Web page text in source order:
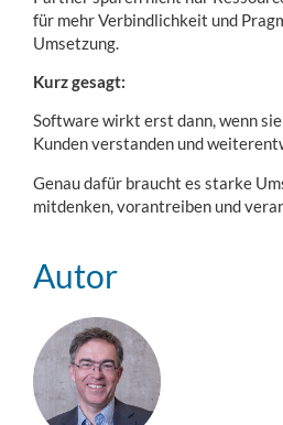
für mehr Verbindlichkeit und
Umsetzung.
Kurz gesagt:
Software wirkt erst dann, wenn
Kunden verstanden und
Genau dafür braucht es starke
mitdenken, vorantreiben und
Autor